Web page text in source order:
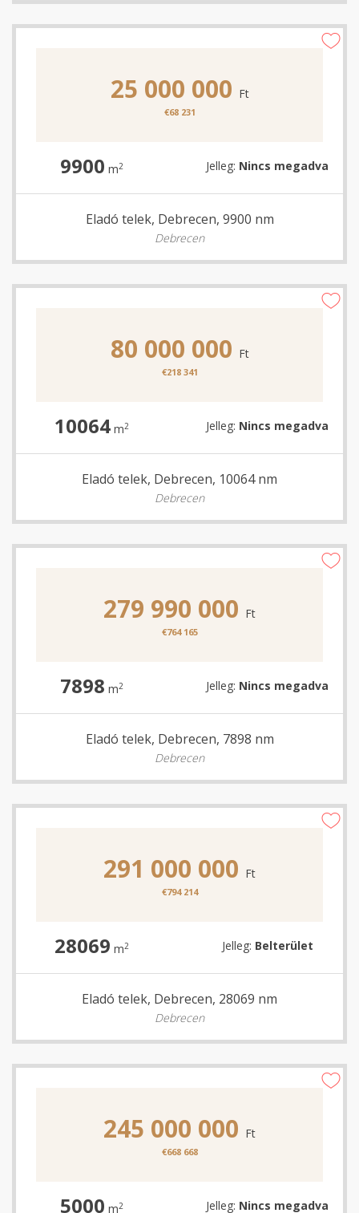
25 000 000 Ft
€68 231
9900 m2 Jelleg: Nincs megadva
Eladó telek, Debrecen, 9900 nm
Debrecen
80 000 000 Ft
€218 341
10064 m2 Jelleg: Nincs megadva
Eladó telek, Debrecen, 10064 nm
Debrecen
279 990 000 Ft
€764 165
7898 m2 Jelleg: Nincs megadva
Eladó telek, Debrecen, 7898 nm
Debrecen
291 000 000 Ft
€794 214
28069 m2 Jelleg: Belterület
Eladó telek, Debrecen, 28069 nm
Debrecen
245 000 000 Ft
€668 668
5000 m2 Jelleg: Nincs megadva